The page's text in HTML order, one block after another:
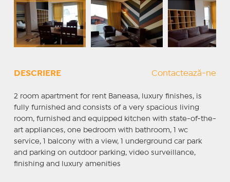
DESCRIERE Contactează-ne
2 room apartment for rent Baneasa, luxury finishes, is
fully furnished and consists of a very spacious living
room, furnished and equipped kitchen with state-of-the-
art appliances, one bedroom with bathroom, 1 wc
service, 1 balcony with a view, 1 underground car park
and parking on outdoor parking, video surveillance,
finishing and luxury amenities